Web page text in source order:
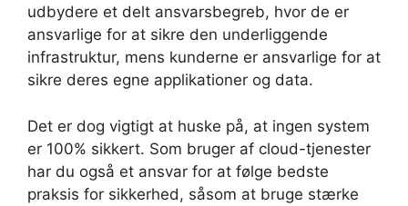
udbydere et delt ansvarsbegreb, hvor de er
ansvarlige for at sikre den underliggende
infrastruktur, mens kunderne er ansvarlige for at
sikre deres egne applikationer og data.
Det er dog vigtigt at huske på, at ingen system
er 100% sikkert. Som bruger af cloud-tjenester
har du også et ansvar for at følge bedste
praksis for sikkerhed, såsom at bruge stærke